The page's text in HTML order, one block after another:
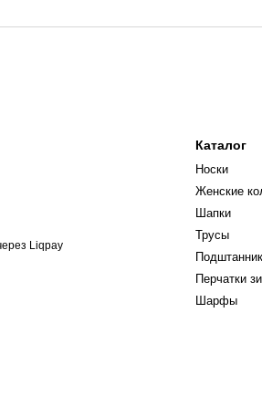
Каталог
Носки
Женские
Шапки
Трусы
Перчатки
Шарфы